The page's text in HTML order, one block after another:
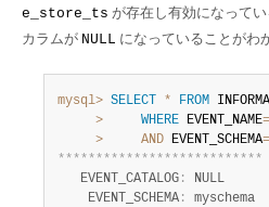
e_store_ts が存在し有効になって
カラムが NULL になっていることがわ
mysql> SELECT * FROM
>
WHERE EVENT_NAME=
>
AND EVENT_SCHEMA=
***************************
   EVENT_CATALOG
:
NULL
    EVENT_SCHEMA
: myschema